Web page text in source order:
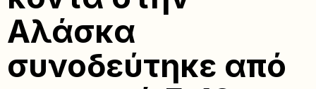
Αλάσκα
συνοδεύτηκε από